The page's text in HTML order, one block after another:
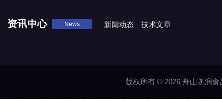
资讯中心 News 新闻动态 技术文章
版权所有 © 2026 舟山凯润